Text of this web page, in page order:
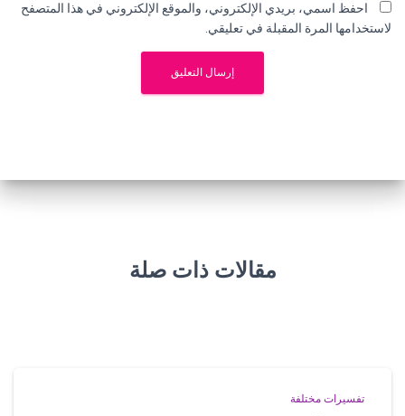
احفظ اسمي، بريدي الإلكتروني، والموقع الإلكتروني في هذا المتصفح
لاستخدامها المرة المقبلة في تعليقي.
مقالات ذات صلة
تفسيرات مختلفة